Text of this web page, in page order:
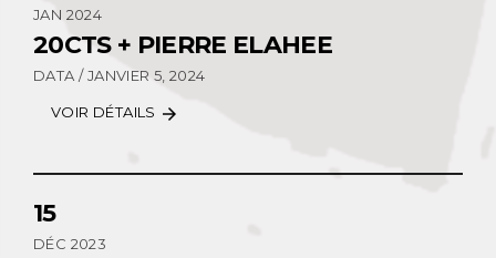
JAN 2024
20CTS + PIERRE ELAHEE
DATA / JANVIER 5, 2024
VOIR DÉTAILS arrow_forward
15
DÉC 2023